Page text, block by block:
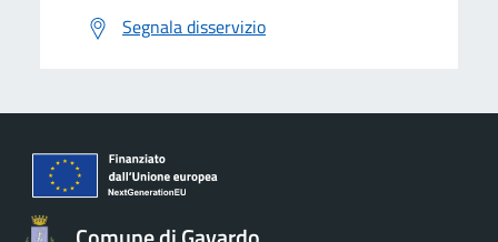
Segnala disservizio